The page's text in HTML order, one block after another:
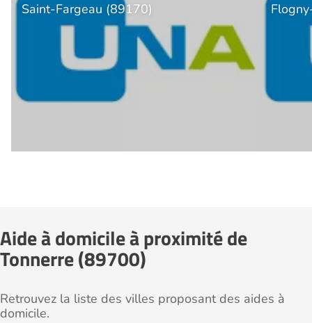
Saint-Fargeau (89170)
Aide à domicile à proximité de
Tonnerre (89700)
Retrouvez la liste des villes proposant des aides à
domicile.